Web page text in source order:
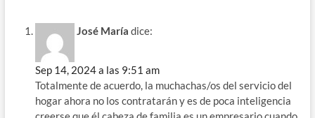
José María dice:
Sep 14, 2024 a las 9:51 am
Totalmente de acuerdo, la muchachas/os del servicio del
hogar ahora no los contratarán y es de poca inteligencia